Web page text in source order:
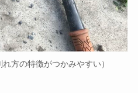
方の特徴がつかみやすい）